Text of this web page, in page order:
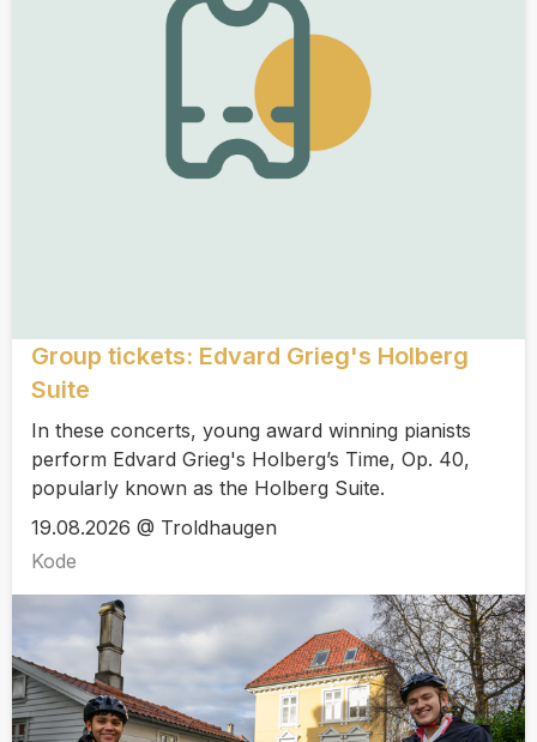
Group tickets: Edvard Grieg's Holberg
Suite
In these concerts, young award winning pianists
perform Edvard Grieg's Holberg’s Time, Op. 40,
popularly known as the Holberg Suite.
19.08.2026 @ Troldhaugen
Kode